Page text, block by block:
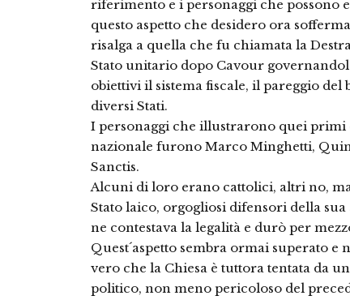
riferimento e i personaggi che possono
questo aspetto che desidero ora
risalga a quella che fu chiamata la
Stato unitario dopo Cavour
obiettivi il sistema fiscale, il pareggio
diversi Stati.
I personaggi che illustrarono quei
nazionale furono Marco Minghetti,
Sanctis.
Alcuni di loro erano cattolici, altri no,
Stato laico, orgogliosi difensori della
ne contestava la legalità e durò per
Quest´aspetto sembra ormai superato
vero che la Chiesa è tuttora tentata da
politico, non meno pericoloso del